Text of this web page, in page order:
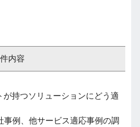
内容
持つソリューションにどう適
事例、他サービス適応事例の調